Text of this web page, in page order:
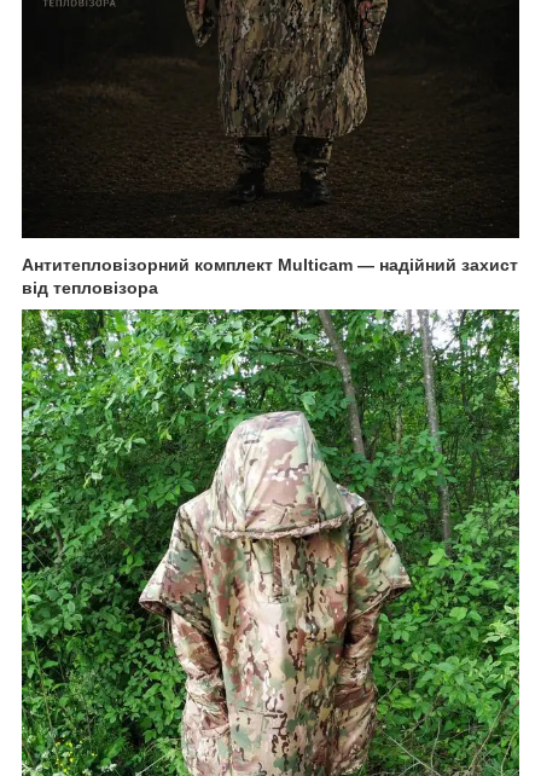
Антитепловізорний комплект Multicam — надійний захист
від тепловізора